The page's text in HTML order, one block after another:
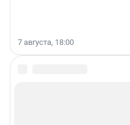
7 августа, 18:00